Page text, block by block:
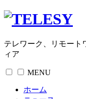
テレワーク、リモート
ィア
MENU
ホーム